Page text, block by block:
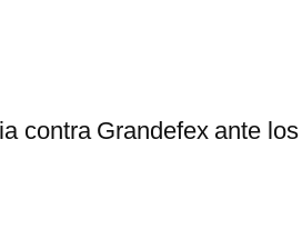
contra Grandefex ante